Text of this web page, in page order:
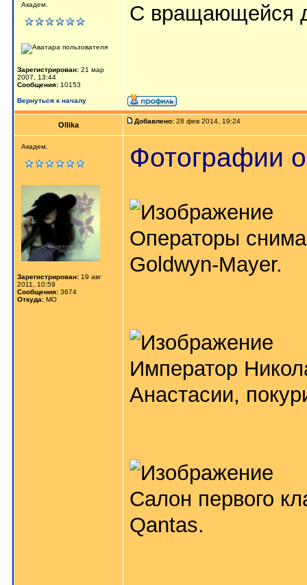
Академ.
Зарегистрирован: 21 мар
2007, 13:44
Сообщения: 10153
С вращающейся
Вернуться к началу
Ollika Добавлено: 28 фев 2014, 19:24
Академ.
Зарегистрирован: 19 авг
2011, 10:59
Сообщения: 3674
Откуда: МО
Фотографии
Операторы
Goldwyn-Mayer.
Император
Анастасии,
Салон первого
Qantas.